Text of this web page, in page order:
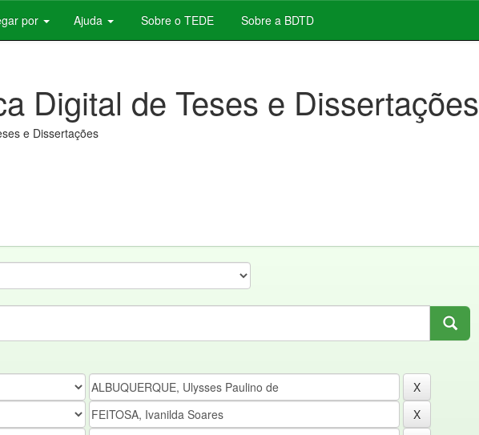
por Ajuda Sobre o TEDE Sobre a BDTD
Digital de Teses e Dissertações
e Dissertações